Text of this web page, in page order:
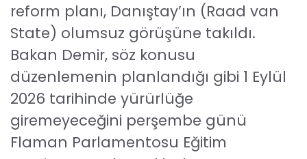
reform planı, Danıştay’ın (Raad van
State) olumsuz görüşüne takıldı.
Bakan Demir, söz konusu
düzenlemenin planlandığı gibi 1 Eylül
2026 tarihinde yürürlüğe
giremeyeceğini perşembe günü
Flaman Parlamentosu Eğitim